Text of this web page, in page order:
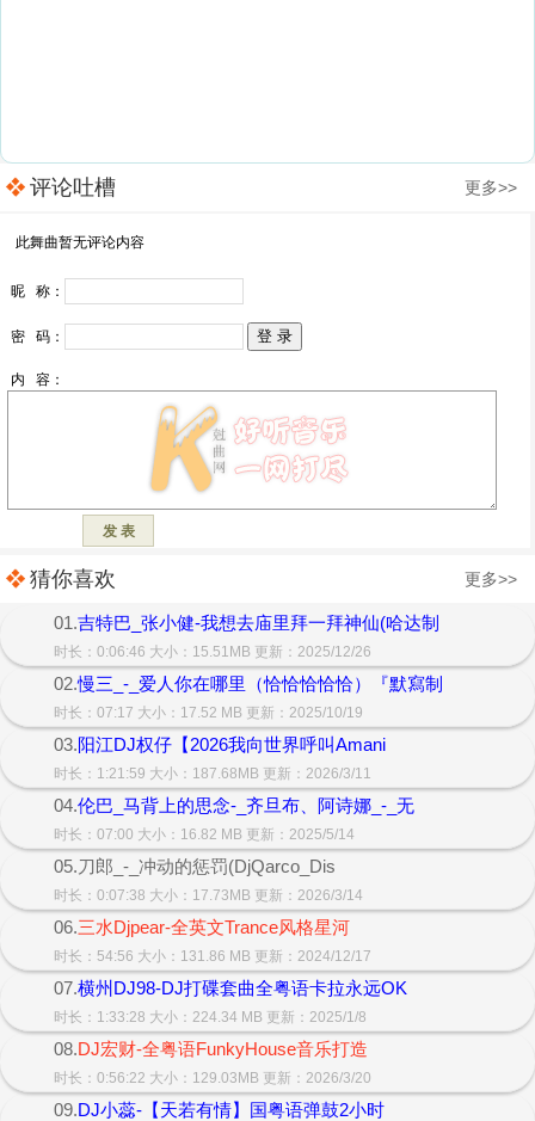
评论吐槽 更多>>
猜你喜欢 更多>>
01.吉特巴_张小健-我想去庙里拜一拜神仙(哈达制
时长：0:06:46 大小：15.51MB 更新：2025/12/26
02.慢三_-_爱人你在哪里（恰恰恰恰恰）『默寫制
时长：07:17 大小：17.52 MB 更新：2025/10/19
03.阳江DJ权仔【2026我向世界呼叫Amani
时长：1:21:59 大小：187.68MB 更新：2026/3/11
04.伦巴_马背上的思念-_齐旦布、阿诗娜_-_无
时长：07:00 大小：16.82 MB 更新：2025/5/14
05.刀郎_-_冲动的惩罚(DjQarco_Dis
时长：0:07:38 大小：17.73MB 更新：2026/3/14
06.三水Djpear-全英文Trance风格星河
时长：54:56 大小：131.86 MB 更新：2024/12/17
07.横州DJ98-DJ打碟套曲全粤语卡拉永远OK
时长：1:33:28 大小：224.34 MB 更新：2025/1/8
08.DJ宏财-全粤语FunkyHouse音乐打造
时长：0:56:22 大小：129.03MB 更新：2026/3/20
09.DJ小蕊-【天若有情】国粤语弹鼓2小时